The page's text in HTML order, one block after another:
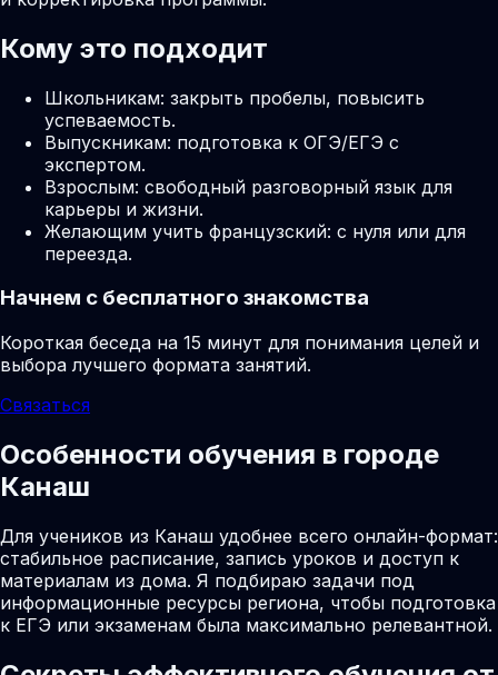
Кому это подходит
Школьникам: закрыть пробелы, повысить
успеваемость.
Выпускникам: подготовка к ОГЭ/ЕГЭ с
экспертом.
Взрослым: свободный разговорный язык для
карьеры и жизни.
Желающим учить французский: с нуля или для
переезда.
Начнем с бесплатного знакомства
Короткая беседа на 15 минут для понимания целей и
выбора лучшего формата занятий.
Связаться
Особенности обучения в городе
Канаш
Для учеников из Канаш удобнее всего онлайн-формат:
стабильное расписание, запись уроков и доступ к
материалам из дома. Я подбираю задачи под
информационные ресурсы региона, чтобы подготовка
к ЕГЭ или экзаменам была максимально релевантной.